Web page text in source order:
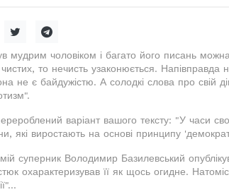
мудрим чоловіком і багато його писань
то нечисть узаконюється.
не є байдужістю. А солодкі слова про свій
варіант вашого тексту: "У часи
які виростають на основі принципу
суперник Володимир Базилевський
охарактеризував її як щось огидне.